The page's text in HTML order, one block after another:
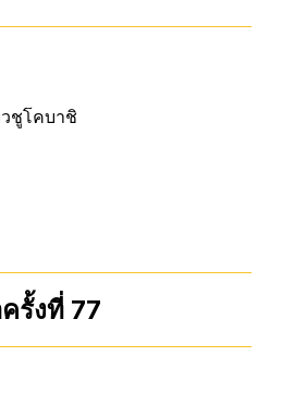
ชูโคบาชิ
รั้งที่ 77